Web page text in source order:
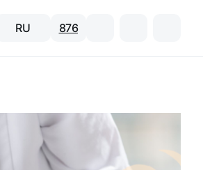
RU 876